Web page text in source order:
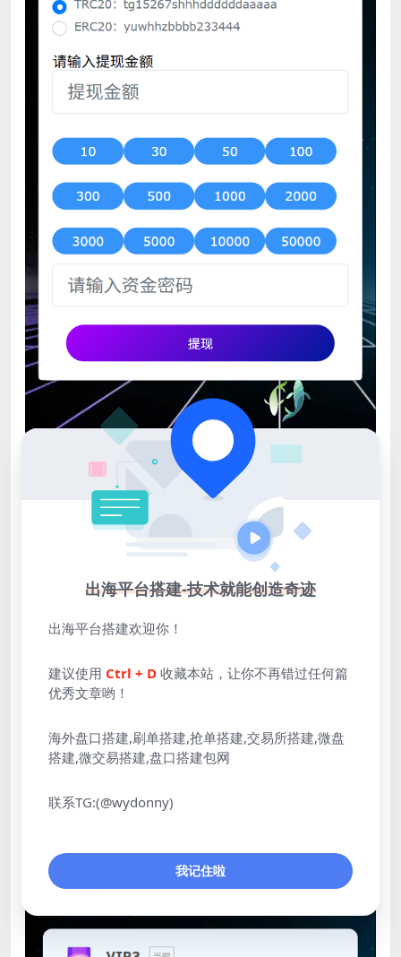
出海平台搭建-技术就能创造奇迹
出海平台搭建欢迎你！
建议使用 Ctrl + D 收藏本站，让你不再错过任何篇
优秀文章哟！
海外盘口搭建,刷单搭建,抢单搭建,交易所搭建,微盘
搭建,微交易搭建,盘口搭建包网
联系TG:(@wydonny)
我记住啦